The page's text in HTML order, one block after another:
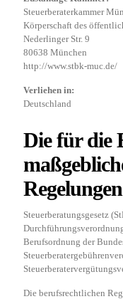
Steuerberaterkammer
Körperschaft des
Nederlinger Str. 9
80638 München
http://www.stbk-muc.de/
Verliehen in:
Deutschland
Die für die
Steuerberatungsgesetz
Berufsordnung der
Die berufsrechtlichen